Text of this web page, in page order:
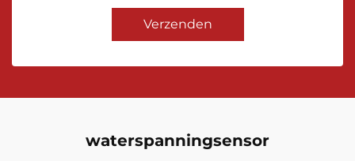
Verzenden
waterspanningsensor